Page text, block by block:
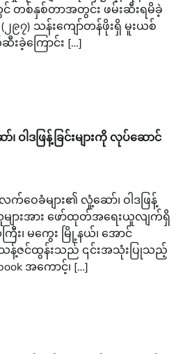
င် တစ်နှစ်တာအတွင်း ဖမ်းဆီးရမိခဲ့
၉၇) သန်းကျော်တန်ဖိုးရှိ မူးယစ်
းခဲ့ကြောင်း […]
ာ်၊ ဝါဒဖြန့်ခြင်းများကို လုပ်ဆောင်
လက်ဝေခံများ၏ လှုံ့ဆော်၊ ဝါဒဖြန့်
များအား ဖော်ထုတ်အရေးယူလျက်ရှိ
ြီး၊ မကွေး မြို့နယ်၊ အောင်
န့်ဇင်ထွန်းသည် ၎င်းအသုံးပြုသည့်
အကောင့်၊ […]